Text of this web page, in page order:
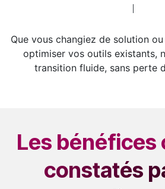
Que vous changiez de solution
optimiser vos outils existants,
transition fluide, sans perte
Les bénéfices
constatés